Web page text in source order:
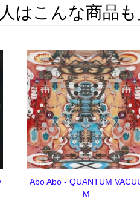
はこんな商品
Abo Abo - QUANTUM
M